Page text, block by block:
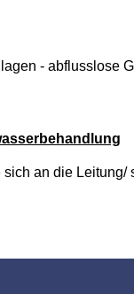
- abflusslose
sich an die